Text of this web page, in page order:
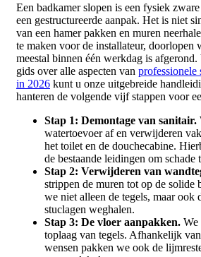
Een badkamer slopen is een fysiek
een gestructureerde aanpak. Het is niet
van een hamer pakken en muren
te maken voor de installateur, doorlopen
meestal binnen één werkdag is
gids over alle aspecten van professionele
in 2026 kunt u onze uitgebreide
hanteren de volgende vijf stappen voor
Stap 1: Demontage van sanitair.
watertoevoer af en verwijderen
het toilet en de douchecabine.
de bestaande leidingen om schade
Stap 2: Verwijderen van
strippen de muren tot op de solide
we niet alleen de tegels, maar ook
stuclagen weghalen.
Stap 3: De vloer aanpakken. We
toplaag van tegels. Afhankelijk
wensen pakken we ook de